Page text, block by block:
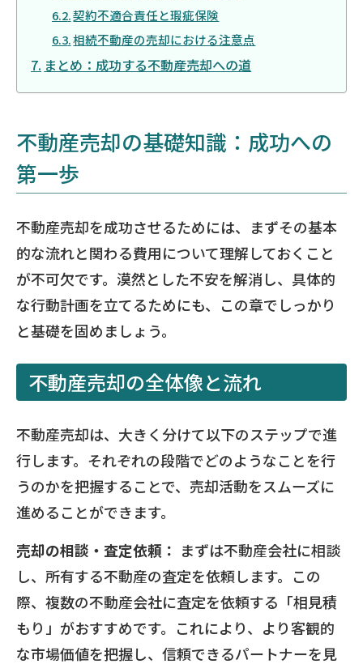
契約不適合責任と瑕疵保険
相続不動産の売却における注意点
まとめ：成功する不動産売却への道
不動産売却の基礎知識：成功への
第一歩
不動産売却を成功させるためには、まずその基本
的な流れと関わる費用について理解しておくこと
が不可欠です。漠然とした不安を解消し、具体的
な行動計画を立てるためにも、この章でしっかり
と基礎を固めましょう。
不動産売却の全体像と流れ
不動産売却は、大きく分けて以下のステップで進
行します。それぞれの段階でどのようなことを行
うのかを把握することで、売却活動をスムーズに
進めることができます。
売却の相談・査定依頼： まずは不動産会社に相談
し、所有する不動産の査定を依頼します。この
際、複数の不動産会社に査定を依頼する「相見積
もり」がおすすめです。これにより、より客観的
な市場価値を把握し、信頼できるパートナーを見